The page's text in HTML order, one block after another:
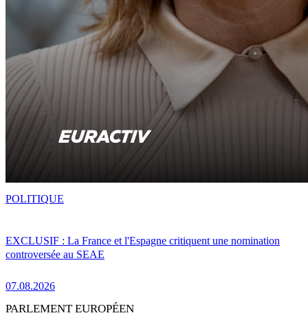
EXCLUSIF : La France et l'Espagne critiquent une nomination
controversée au SEAE
07.08.2026
POLITIQUE
PARLEMENT EUROPÉEN